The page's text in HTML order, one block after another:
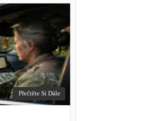
Přečtěte Si Dále